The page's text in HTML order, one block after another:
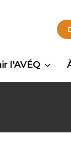
l'AVÉQ